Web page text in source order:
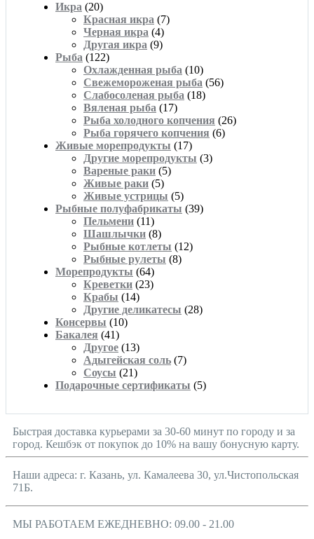
Икра (20)
Красная икра (7)
Черная икра (4)
Другая икра (9)
Рыба (122)
Охлажденная рыба (10)
Свежемороженая рыба (56)
Слабосоленая рыба (18)
Вяленая рыба (17)
Рыба холодного копчения (26)
Рыба горячего копчения (6)
Живые морепродукты (17)
Другие морепродукты (3)
Вареные раки (5)
Живые раки (5)
Живые устрицы (5)
Рыбные полуфабрикаты (39)
Пельмени (11)
Шашлычки (8)
Рыбные котлеты (12)
Рыбные рулеты (8)
Морепродукты (64)
Креветки (23)
Крабы (14)
Другие деликатесы (28)
Консервы (10)
Бакалея (41)
Другое (13)
Адыгейская соль (7)
Соусы (21)
Подарочные сертификаты (5)
Быстрая доставка курьерами за 30-60 минут по городу и за
город. Кешбэк от покупок до 10% на вашу бонусную карту.
Наши адреса: г. Казань, ул. Камалеева 30, ул.Чистопольская
71Б.
МЫ РАБОТАЕМ ЕЖЕДНЕВНО: 09.00 - 21.00